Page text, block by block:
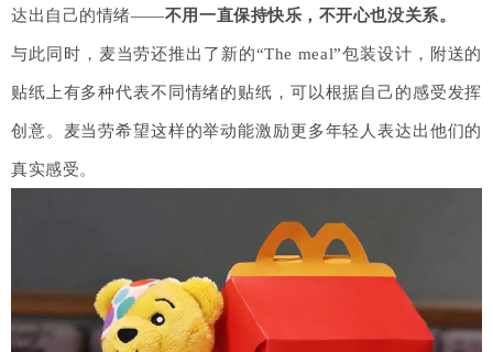
达出自己的情绪——不用一直保持快乐，不开心也没关系。
与此同时，麦当劳还推出了新的“The meal”包装设计，附送的
贴纸上有多种代表不同情绪的贴纸，可以根据自己的感受发挥
创意。麦当劳希望这样的举动能激励更多年轻人表达出他们的
真实感受。